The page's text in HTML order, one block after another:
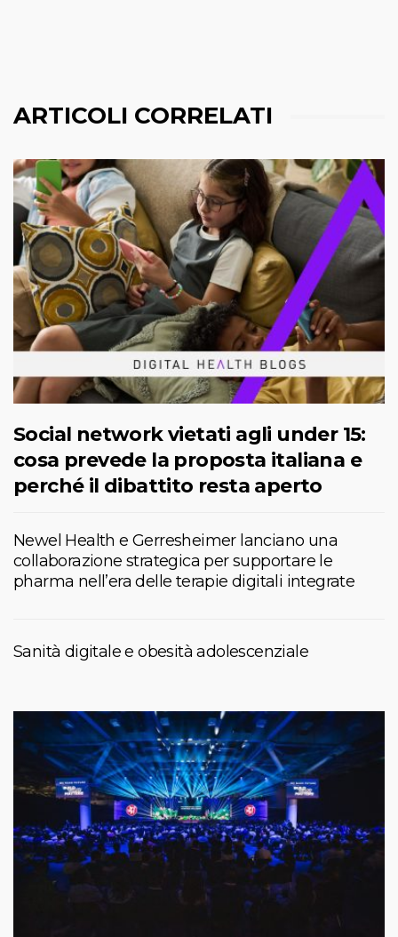
ARTICOLI CORRELATI
Social network vietati agli under 15:
cosa prevede la proposta italiana e
perché il dibattito resta aperto
Newel Health e Gerresheimer lanciano una
collaborazione strategica per supportare le
pharma nell’era delle terapie digitali integrate
Sanità digitale e obesità adolescenziale